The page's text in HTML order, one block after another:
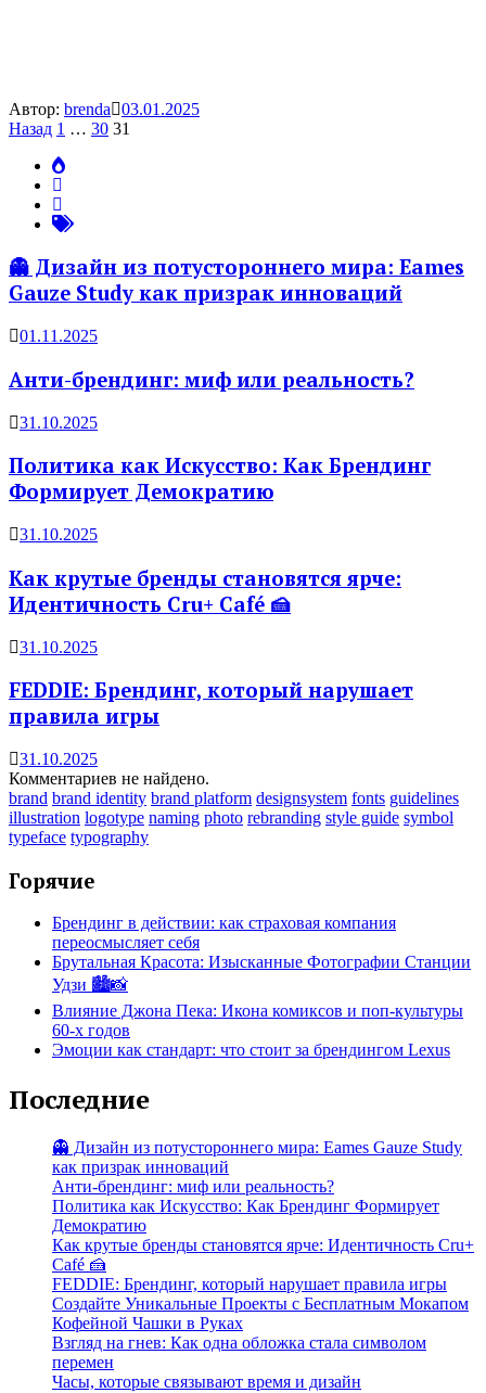
Автор: brenda 03.01.2025
Пагинация
записей
Назад 1 … 30 31
👻 Дизайн из потустороннего мира: Eames
Gauze Study как призрак инноваций
01.11.2025
Анти-брендинг: миф или реальность?
31.10.2025
Политика как Искусство: Как Брендинг
Формирует Демократию
31.10.2025
Как крутые бренды становятся ярче:
Идентичность Cru+ Café 🍰
31.10.2025
FEDDIE: Брендинг, который нарушает
правила игры
31.10.2025
Комментариев не найдено.
brand brand identity brand platform designsystem fonts guidelines
illustration logotype naming photo rebranding style guide symbol
typeface typography
Горячие
Брендинг в действии: как страховая компания
переосмысляет себя
Брутальная Красота: Изысканные Фотографии Станции
Удзи 🏙️📸
Влияние Джона Пека: Икона комиксов и поп-культуры
60-х годов
Эмоции как стандарт: что стоит за брендингом Lexus
Последние
👻 Дизайн из потустороннего мира: Eames Gauze Study
как призрак инноваций
Анти-брендинг: миф или реальность?
Политика как Искусство: Как Брендинг Формирует
Демократию
Как крутые бренды становятся ярче: Идентичность Cru+
Café 🍰
FEDDIE: Брендинг, который нарушает правила игры
Создайте Уникальные Проекты с Бесплатным Мокапом
Кофейной Чашки в Руках
Взгляд на гнев: Как одна обложка стала символом
перемен
Часы, которые связывают время и дизайн